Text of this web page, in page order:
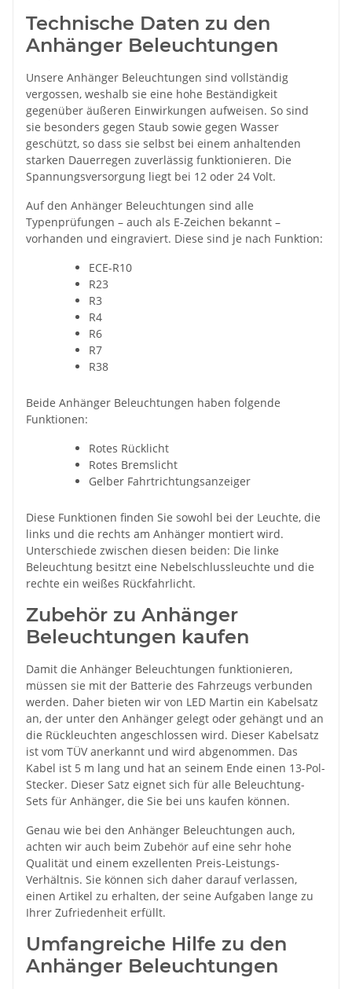
Technische Daten zu den
Anhänger Beleuchtungen
Unsere Anhänger Beleuchtungen sind vollständig
vergossen, weshalb sie eine hohe Beständigkeit
gegenüber äußeren Einwirkungen aufweisen. So sind
sie besonders gegen Staub sowie gegen Wasser
geschützt, so dass sie selbst bei einem anhaltenden
starken Dauerregen zuverlässig funktionieren. Die
Spannungsversorgung liegt bei 12 oder 24 Volt.
Auf den Anhänger Beleuchtungen sind alle
Typenprüfungen – auch als E-Zeichen bekannt –
vorhanden und eingraviert. Diese sind je nach Funktion:
ECE-R10
R23
R3
R4
R6
R7
R38
Beide Anhänger Beleuchtungen haben folgende
Funktionen:
Rotes Rücklicht
Rotes Bremslicht
Gelber Fahrtrichtungsanzeiger
Diese Funktionen finden Sie sowohl bei der Leuchte, die
links und die rechts am Anhänger montiert wird.
Unterschiede zwischen diesen beiden: Die linke
Beleuchtung besitzt eine Nebelschlussleuchte und die
rechte ein weißes Rückfahrlicht.
Zubehör zu Anhänger
Beleuchtungen kaufen
Damit die Anhänger Beleuchtungen funktionieren,
müssen sie mit der Batterie des Fahrzeugs verbunden
werden. Daher bieten wir von LED Martin ein Kabelsatz
an, der unter den Anhänger gelegt oder gehängt und an
die Rückleuchten angeschlossen wird. Dieser Kabelsatz
ist vom TÜV anerkannt und wird abgenommen. Das
Kabel ist 5 m lang und hat an seinem Ende einen 13-Pol-
Stecker. Dieser Satz eignet sich für alle Beleuchtung-
Sets für Anhänger, die Sie bei uns kaufen können.
Genau wie bei den Anhänger Beleuchtungen auch,
achten wir auch beim Zubehör auf eine sehr hohe
Qualität und einem exzellenten Preis-Leistungs-
Verhältnis. Sie können sich daher darauf verlassen,
einen Artikel zu erhalten, der seine Aufgaben lange zu
Ihrer Zufriedenheit erfüllt.
Umfangreiche Hilfe zu den
Anhänger Beleuchtungen